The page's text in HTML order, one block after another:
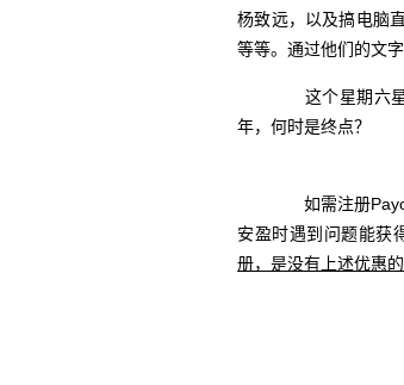
杨致远，以及搞电脑
等等。通过他们的文
这个星期六星
年，何时是终点？
如需注册
安盈时遇到问题能获
册，是没有上述优惠的